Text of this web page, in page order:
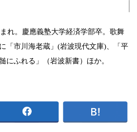
れ。慶應義塾大学経済学部卒。歌舞
「市川海老蔵」(岩波現代文庫)、「平
にふれる」（岩波新書）ほか。